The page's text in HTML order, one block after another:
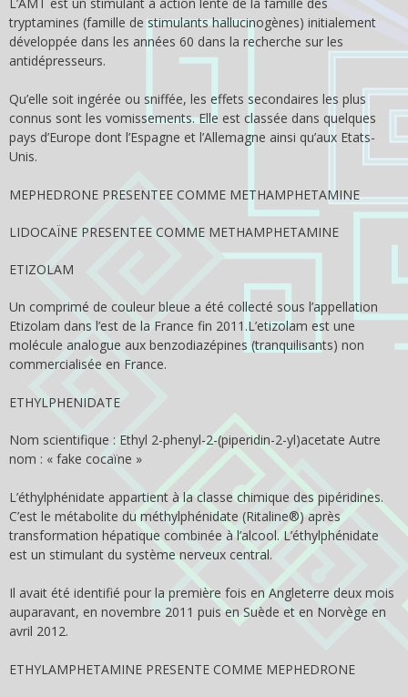
tryptamines (famille de stimulants hallucinogènes) initialement
développée dans les années 60 dans la recherche sur les
antidépresseurs.
Qu’elle soit ingérée ou sniffée, les effets secondaires les plus
connus sont les vomissements. Elle est classée dans quelques
pays d’Europe dont l’Espagne et l’Allemagne ainsi qu’aux Etats-
Unis.
MEPHEDRONE PRESENTEE COMME METHAMPHETAMINE
LIDOCAÏNE PRESENTEE COMME METHAMPHETAMINE
ETIZOLAM
Un comprimé de couleur bleue a été collecté sous l’appellation
Etizolam dans l’est de la France fin 2011.L’etizolam est une
molécule analogue aux benzodiazépines (tranquilisants) non
commercialisée en France.
ETHYLPHENIDATE
Nom scientifique : Ethyl 2-phenyl-2-(piperidin-2-yl)acetate Autre
nom : « fake cocaïne »
L’éthylphénidate appartient à la classe chimique des pipéridines.
C’est le métabolite du méthylphénidate (Ritaline®) après
transformation hépatique combinée à l’alcool. L’éthylphénidate
est un stimulant du système nerveux central.
Il avait été identifié pour la première fois en Angleterre deux mois
auparavant, en novembre 2011 puis en Suède et en Norvège en
avril 2012.
ETHYLAMPHETAMINE PRESENTE COMME MEPHEDRONE